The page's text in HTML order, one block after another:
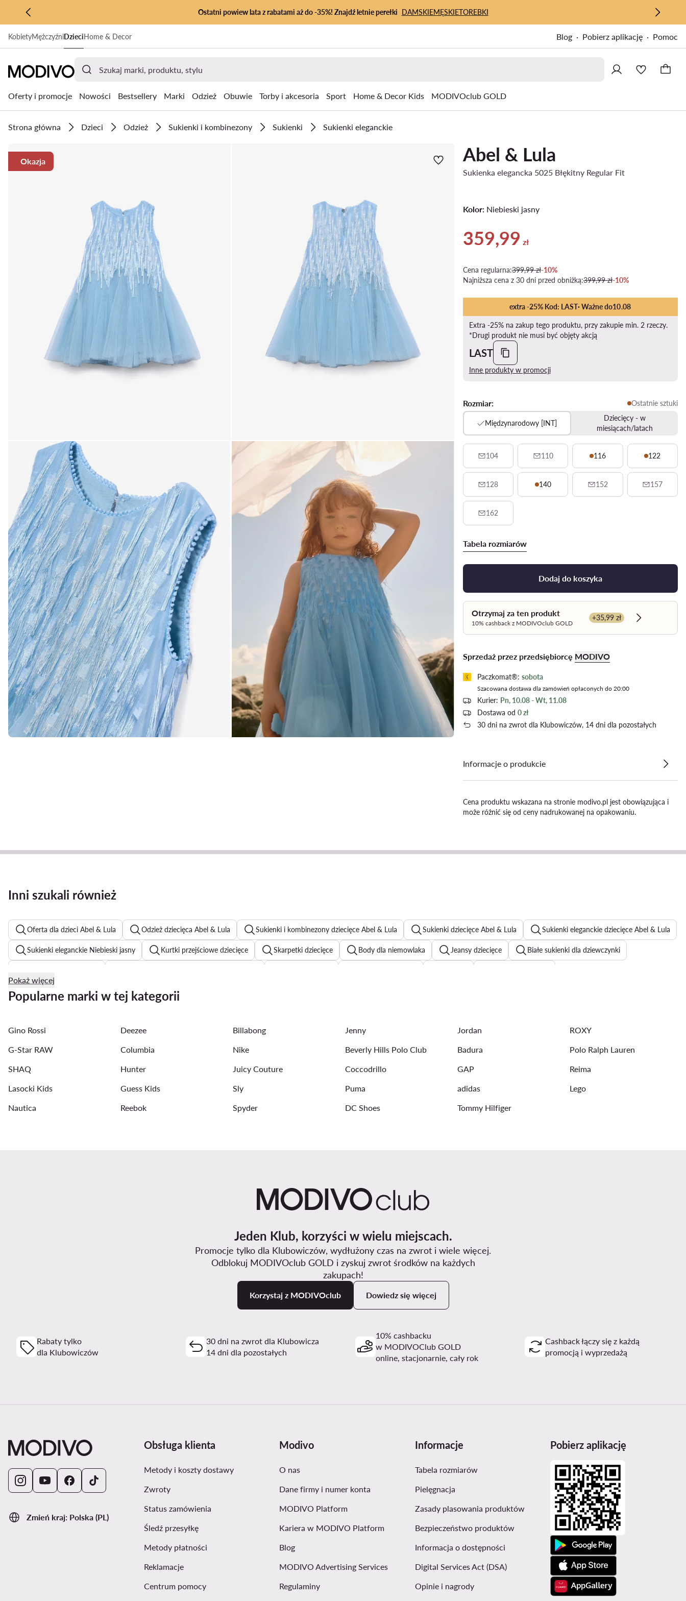
PRZEJDŹ DO GŁÓWNEJ ZAWARTOŚCI
PRZEJDŹ DO WYSZUKIWANIA
Ostatni powiew lata z rabatami aż do -35%! Znajdź letnie perełki DAMSKIEMĘSKIETOREBKI
KobietyMężczyźniDzieciHome & Decor Blog Pobierz aplikację Pomoc
Oferty i promocje Nowości Bestsellery Marki Odzież Obuwie Torby i akcesoria Sport Home & Decor Kids MODIVOclub GOLD
Strona główna Dzieci Odzież Sukienki i kombinezony Sukienki Sukienki eleganckie
Okazja Abel & Lula
Sukienka elegancka 5025 Błękitny Regular Fit
Kolor:Niebieski jasny
Aktualna cena 359,99 zł
359,99 zł
Cena regularna:399,99 zł-10%
Najniższa cena z 30 dni przed obniżką:399,99 zł-10%
extra -25% Kod: LAST· Ważne do10.08
Extra -25% na zakup tego produktu, przy zakupie min. 2 rzeczy.
*Drugi produkt nie musi być objęty akcją
LAST
Inne produkty w promocji
Rozmiar: Ostatnie sztuki
Międzynarodowy [INT]
Dziecięcy - w
miesiącach/latach
104 110 116 122
128 140 152 157
162
Tabela rozmiarów
Dodaj do koszyka
Otrzymaj za ten produkt
10% cashback z MODIVOclub GOLD
+35,99 zł
Dowiedz się
Sprzedaż przez przedsiębiorcę MODIVO
Paczkomat®: sobota
Szacowana dostawa dla zamówień opłaconych do 20:00
Kurier: Pn, 10.08 - Wt, 11.08
Dostawa od 0 zł
30 dni na zwrot dla Klubowiczów, 14 dni dla pozostałych
Informacje o produkcie
Cena produktu wskazana na stronie modivo.pl jest obowiązująca i
może różnić się od ceny nadrukowanej na opakowaniu.
Inni szukali również
Oferta dla dzieci Abel & Lula Odzież dziecięca Abel & Lula Sukienki i kombinezony dziecięce Abel & Lula Sukienki dziecięce Abel & Lula Sukienki eleganckie dziecięce Abel & Lula
Sukienki eleganckie Niebieski jasny Kurtki przejściowe dziecięce Skarpetki dziecięce Body dla niemowlaka Jeansy dziecięce Białe sukienki dla dziewczynki
Kombinezony dziecięce Koszulki dziecięce
Spodnie materiałowe dla dzieci T-shirty dziecięce Guess Kids Rampersy dla niemowlaka Białe polo chłopięce Piżamy dla dzieci
Szorty dla dzieci
Pokaż więcej
Popularne marki w tej kategorii
Gino Rossi Deezee Billabong Jenny Jordan
ROXY
G-Star RAW
Columbia Nike Beverly Hills Polo Club Badura
Polo Ralph Lauren
SHAQ
Hunter Juicy Couture Coccodrillo GAP
Reima
Lasocki Kids
Guess Kids Sly Puma adidas
Lego
Nautica
Reebok Spyder DC Shoes Tommy Hilfiger
Jeden Klub, korzyści w wielu miejscach.
Promocje tylko dla Klubowiczów, wydłużony czas na zwrot i wiele więcej.
Odblokuj MODIVOclub GOLD i zyskuj zwrot środków na każdych
zakupach!
Korzystaj z MODIVOclub Dowiedz się więcej
Rabaty tylko
dla Klubowiczów
30 dni na zwrot dla Klubowicza
14 dni dla pozostałych
10% cashbacku
w MODIVOClub GOLD
online, stacjonarnie, cały rok
Cashback łączy się z każdą
promocją i wyprzedażą
Zmień kraj: Polska (PL)
Obsługa klienta
Metody i koszty dostawy
Zwroty
Status zamówienia
Śledź przesyłkę
Metody płatności
Reklamacje
Centrum pomocy
Modivo
O nas
Dane firmy i numer konta
MODIVO Platform
Kariera w MODIVO Platform
Blog
MODIVO Advertising Services
Regulaminy
Informacje
Tabela rozmiarów
Pielęgnacja
Zasady plasowania produktów
Bezpieczeństwo produktów
Informacja o dostępności
Digital Services Act (DSA)
Opinie i nagrody
Pobierz aplikację